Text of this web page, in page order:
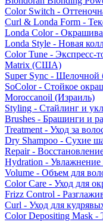
Color Switch -
Curl & Londa Form -
Londa Color -
Londa Style - Новая
Color Tune - Экспресс-
Matrix (США)
Super Sync - Щелочной
SoColor - Стойкое
Moroccanoil (Израиль)
Styling - Стайлинг и
Brushes - Брашинги и
Treatment - Уход за
Dry Shampoo - Сухие
Repair -
Hydration - Увлажнение
Volume - Объем для
Color Care - Уход для
Frizz Control -
Curl - Уход для
Color Depositing Mask